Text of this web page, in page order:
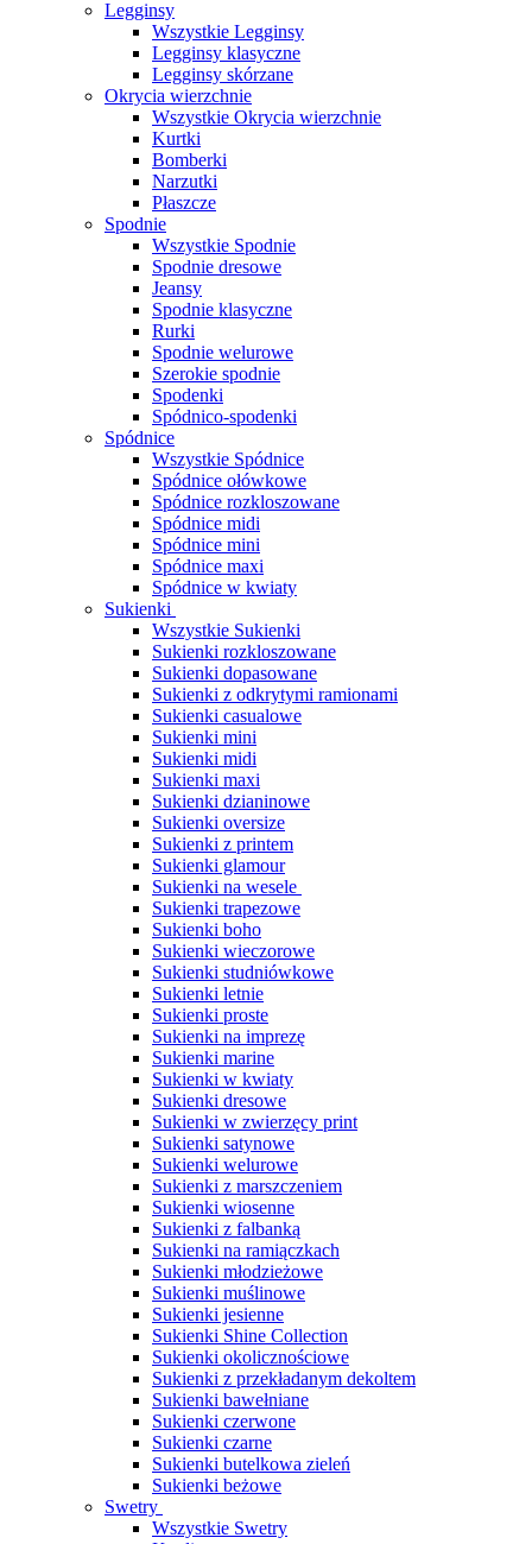
Legginsy
Wszystkie Legginsy
Legginsy klasyczne
Legginsy skórzane
Okrycia wierzchnie
Wszystkie Okrycia wierzchnie
Kurtki
Bomberki
Narzutki
Płaszcze
Spodnie
Wszystkie Spodnie
Spodnie dresowe
Jeansy
Spodnie klasyczne
Rurki
Spodnie welurowe
Szerokie spodnie
Spodenki
Spódnico-spodenki
Spódnice
Wszystkie Spódnice
Spódnice ołówkowe
Spódnice rozkloszowane
Spódnice midi
Spódnice mini
Spódnice maxi
Spódnice w kwiaty
Sukienki
Wszystkie Sukienki
Sukienki rozkloszowane
Sukienki dopasowane
Sukienki z odkrytymi ramionami
Sukienki casualowe
Sukienki mini
Sukienki midi
Sukienki maxi
Sukienki dzianinowe
Sukienki oversize
Sukienki z printem
Sukienki glamour
Sukienki na wesele
Sukienki trapezowe
Sukienki boho
Sukienki wieczorowe
Sukienki studniówkowe
Sukienki letnie
Sukienki proste
Sukienki na imprezę
Sukienki marine
Sukienki w kwiaty
Sukienki dresowe
Sukienki w zwierzęcy print
Sukienki satynowe
Sukienki welurowe
Sukienki z marszczeniem
Sukienki wiosenne
Sukienki z falbanką
Sukienki na ramiączkach
Sukienki młodzieżowe
Sukienki muślinowe
Sukienki jesienne
Sukienki Shine Collection
Sukienki okolicznościowe
Sukienki z przekładanym dekoltem
Sukienki bawełniane
Sukienki czerwone
Sukienki czarne
Sukienki butelkowa zieleń
Sukienki beżowe
Swetry
Wszystkie Swetry